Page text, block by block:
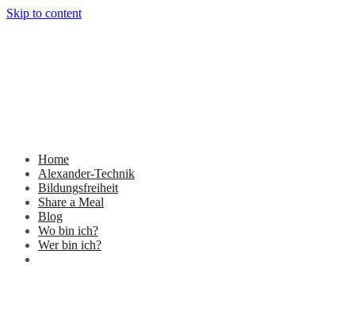
Skip to content
Home
Alexander-Technik
Bildungsfreiheit
Share a Meal
Blog
Wo bin ich?
Wer bin ich?